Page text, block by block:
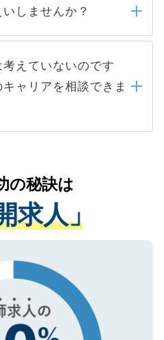
ため 人気のある医療機
と、応募が殺到する場
る条件に合った人材の
依頼するケースが増え
先から内定をいただい
ありません。内定先へ
リアパートナーが行い
しませんか？
ることはありませんの
。当サイトからの登録
録者様の個人情報は、
ップおよび転職活動の
たします。お預かりし
データはご本人の許可
扱いについての厳密な
事業者のみに付与され
ークを取得済みです。
てもご安心ください。
えていないのです
ャリアを相談できま
医療機関の状況や紹介
、適切なアドバイスを
。すぐにご転職をされ
なサポートが可能です
ください。
の秘訣は
求人」